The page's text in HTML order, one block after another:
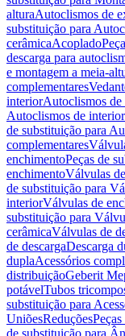
alturaAutoclismos de
substituição para
cerâmicaAcoplado
descarga para
e montagem a meia-
complementares
interiorAutoclismos
Autoclismos de
de substituição para
complementares
enchimentoPeças de
enchimentoVálvulas
de substituição para
interiorVálvulas de
substituição para
cerâmicaVálvulas de
de descargaDescarga
duplaAcessórios
distribuiçãoGeberit
potávelTubos
substituição para
UniõesReduções
de substituição para